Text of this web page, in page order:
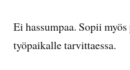
Ei hassumpaa. Sopii
työpaikalle tarvittaessa.